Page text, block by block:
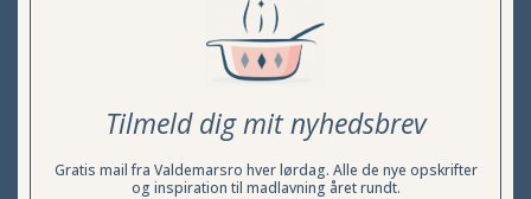
Tilmeld dig mit nyhedsbrev
Gratis mail fra Valdemarsro hver lørdag. Alle de nye opskrifter
og inspiration til madlavning året rundt.